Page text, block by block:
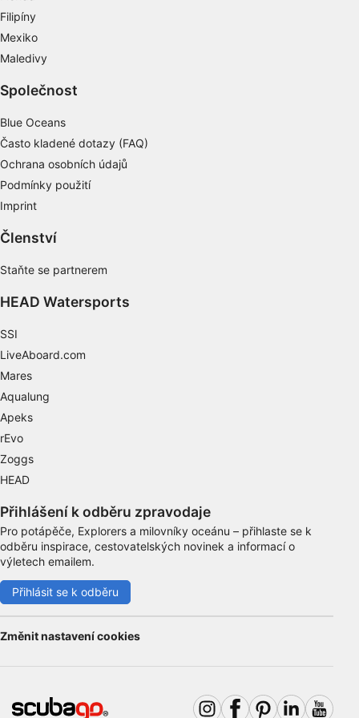
Filipíny
Mexiko
Maledivy
Společnost
Blue Oceans
Často kladené dotazy (FAQ)
Ochrana osobních údajů
Podmínky použití
Imprint
Členství
Staňte se partnerem
HEAD Watersports
SSI
LiveAboard.com
Mares
Aqualung
Apeks
rEvo
Zoggs
HEAD
Přihlášení k odběru zpravodaje
Pro potápěče, Explorers a milovníky oceánu – přihlaste se k
odběru inspirace, cestovatelských novinek a informací o
výletech emailem.
Přihlásit se k odběru
Změnit nastavení cookies